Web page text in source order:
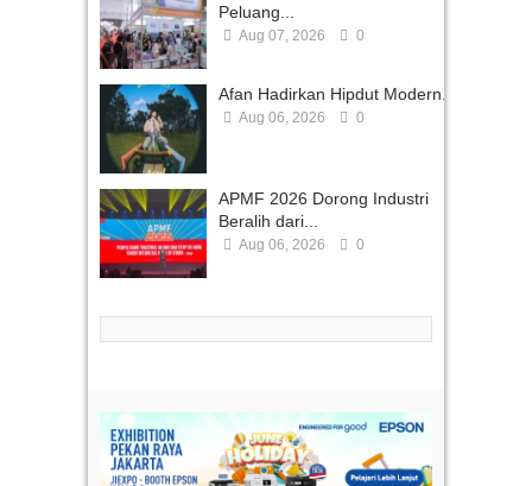
Peluang...
Aug 07, 2026 0
Afan Hadirkan Hipdut Modern...
Aug 06, 2026 0
APMF 2026 Dorong Industri
Beralih dari...
Aug 06, 2026 0